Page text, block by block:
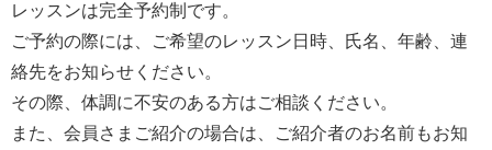
レッスンは完全予約制です。
ご予約の際には、ご希望のレッスン日時、氏名、年齢、連
絡先をお知らせください。
その際、体調に不安のある方はご相談ください。
また、会員さまご紹介の場合は、ご紹介者のお名前もお知